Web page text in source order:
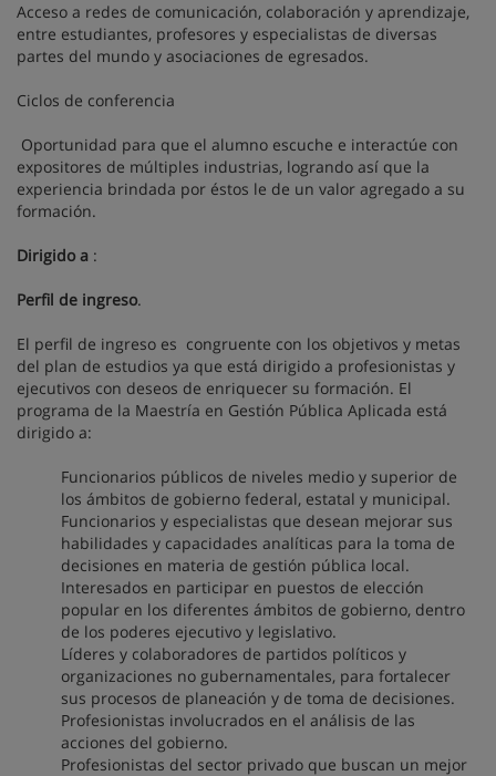
Acceso a redes de comunicación, colaboración y aprendizaje,
entre estudiantes, profesores y especialistas de diversas
partes del mundo y asociaciones de egresados.
Ciclos de conferencia
Oportunidad para que el alumno escuche e interactúe con
expositores de múltiples industrias, logrando así que la
experiencia brindada por éstos le de un valor agregado a su
formación.
Dirigido a :
Perfil de ingreso.
El perfil de ingreso es congruente con los objetivos y metas
del plan de estudios ya que está dirigido a profesionistas y
ejecutivos con deseos de enriquecer su formación. El
programa de la Maestría en Gestión Pública Aplicada está
dirigido a:
Funcionarios públicos de niveles medio y superior de
los ámbitos de gobierno federal, estatal y municipal.
Funcionarios y especialistas que desean mejorar sus
habilidades y capacidades analíticas para la toma de
decisiones en materia de gestión pública local.
Interesados en participar en puestos de elección
popular en los diferentes ámbitos de gobierno, dentro
de los poderes ejecutivo y legislativo.
Líderes y colaboradores de partidos políticos y
organizaciones no gubernamentales, para fortalecer
sus procesos de planeación y de toma de decisiones.
Profesionistas involucrados en el análisis de las
acciones del gobierno.
Profesionistas del sector privado que buscan un mejor